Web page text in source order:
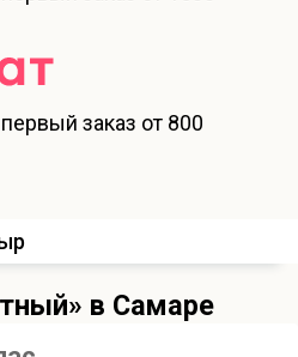
заказ от 800
в Самаре